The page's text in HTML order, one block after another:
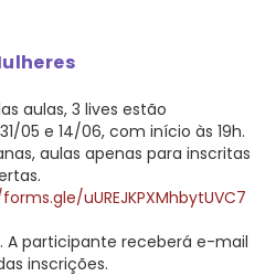
aulas, 3 lives estão
05 e 14/06, com início às 19h.
aulas apenas para inscritas
uUREJKPXMhbytUVC7
A participante receberá e-mail
inscrições.